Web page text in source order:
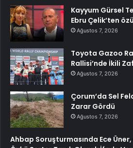
Kayyum Gürsel
Ebru Çelik’ten
Ağustos 7, 2026
Toyota Gazoo
Rallisi’nde İkili
Ağustos 7, 2026
Çorum’da Sel
Zarar Gördü
Ağustos 7, 2026
Ahbap Soruşturmasında Ece